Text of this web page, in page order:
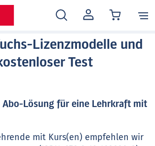
MEIN
KONTO
Lizenzmodelle und
Test
Abo-Lösung für eine Lehrkraft mit
mit Kurs(en) empfehlen wir